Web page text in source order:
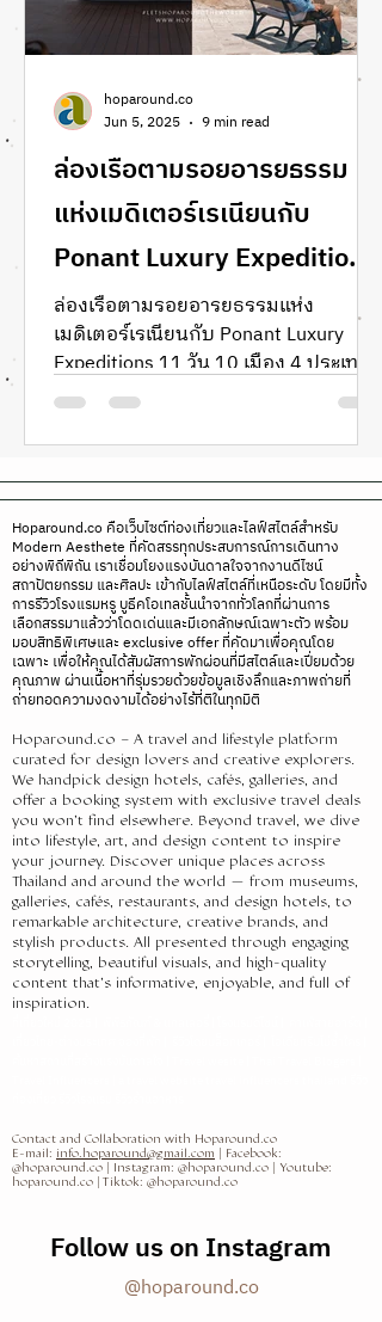
ล่องเรือตามรอยอารยธรรม
แห่งเมดิเตอร์เรเนียนกับ
Ponant Luxury Expeditions
11 วัน 10 เมือง 4 ประเทศ
แบบ All Inclusive ไม่ต้องจ่าย
เพิ่ม!
ล่องเรือตามรอยอารยธรรมแห่ง
เมดิเตอร์เรเนียนกับ Ponant Luxury
Expeditions 11 วัน 10 เมือง 4 ประเทศ
Review Ponant Luxury Expeditions รีวิว
เรือ ทะเลเมดิเตอร์เรเนียน The
Mediterranean Cruises hoparound.co
Luxury Cruises จองเรือเที่ยวขั้วโลกเหนือ
ล่องเรือ Antarctica ล่องเรือสำราญ
PONANT แพ็กเกจล่องเรือสำราญหรู
เที่ยวขั้วโลกเหนือ ราคา Ponant Luxury
Expedition Cruise Antarctica จองทริป
Antarctica แบบหรู Antarctica cruise
booking Arctic cruise
hoparound.co
Jun 5, 2025
9 min read
Hoparound.co คือเว็บไซต์ท่องเที่ยวและไลฟ์สไตล์สำหรับ
Modern Aesthete ที่คัดสรรทุกประสบการณ์การเดินทาง
อย่างพิถีพิถัน เราเชื่อมโยงแรงบันดาลใจจากงานดีไซน์
สถาปัตยกรรม และศิลปะ เข้ากับไลฟ์สไตล์ที่เหนือระดับ โดยมีทั้ง
การรีวิวโรงแรมหรู บูธีคโอเทลชั้นนำจากทั่วโลกที่ผ่านการ
เลือกสรรมาแล้วว่าโดดเด่นและมีเอกลักษณ์เฉพาะตัว พร้อม
มอบสิทธิพิเศษและ exclusive offer ที่คัดมาเพื่อคุณโดย
เฉพาะ เพื่อให้คุณได้สัมผัสการพักผ่อนที่มีสไตล์และเปี่ยมด้วย
คุณภาพ ผ่านเนื้อหาที่รุ่มรวยด้วยข้อมูลเชิงลึกและภาพถ่ายที่
ถ่ายทอดความงดงามได้อย่างไร้ที่ติในทุกมิติ
Hoparound.co – A travel and lifestyle platform
curated for design lovers and creative explorers.
We handpick design hotels, cafés, galleries, and
offer a booking system with exclusive travel deals
you won’t find elsewhere. Beyond travel, we dive
into lifestyle, art, and design content to inspire
your journey. Discover unique places across
Thailand and around the world — from museums,
galleries, cafés, restaurants, and design hotels, to
remarkable architecture, creative brands, and
stylish products. All presented through engaging
storytelling, beautiful visuals, and high-quality
content that’s informative, enjoyable, and full of
inspiration.
Contact and Collaboration with Hoparound.co
E-mail: info.hoparound@gmail.com | Facebook:
@hoparound.co | Instagram: @hoparound.co | Youtube:
hoparound.co | Tiktok: @hoparound.co
Follow us on Instagram
@hoparound.co